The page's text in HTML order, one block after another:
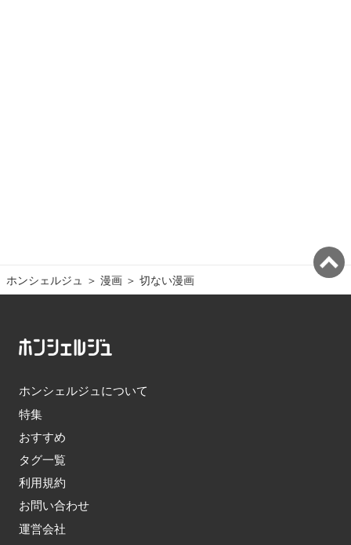
ホンシェルジュ ＞ 漫画 ＞ 切ない漫画
ホンシェルジュについて
特集
おすすめ
タグ一覧
利用規約
お問い合わせ
運営会社